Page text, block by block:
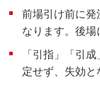
前場引け前に発
なります。後場
「引指」「引
定せず、失効と